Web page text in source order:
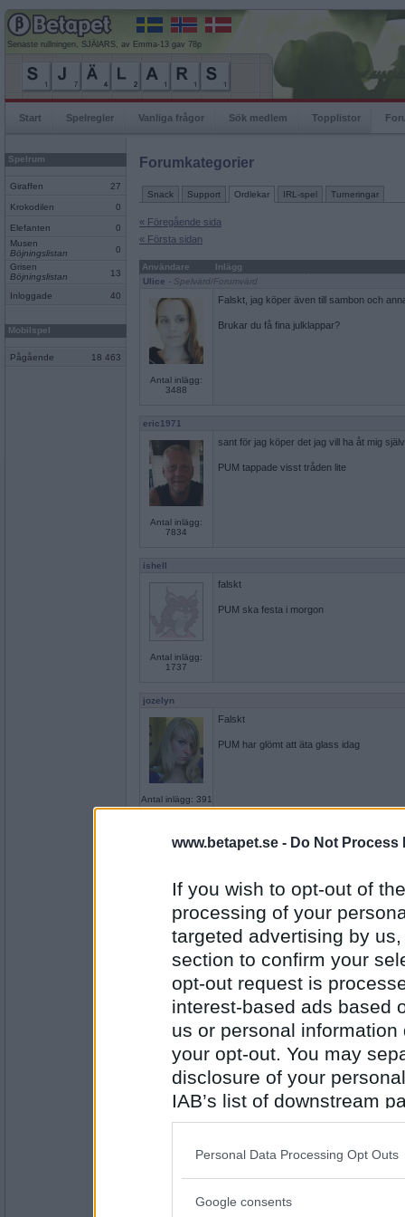
www.betapet.se - Do Not Process
If you wish to opt-out of
processing of your
targeted advertising by
section to confirm your
opt-out request is
interest-based ads based
us or personal
your opt-out. You may
disclosure of your
IAB’s list of downstream
also be disclosed by us
Downstream Participants
Please note that this
Personal Data Processing Opt Outs
Google consents
Senaste rullningen, SJÄlARS, av Emma-13 gav 78p
Start Spelregler Vanliga frågor Sök medlem Topplistor
Spelrum
Giraffen 27
Krokodilen 0
Elefanten
0
Musen
Böjningslistan
0
Grisen
Böjningslistan
13
Inloggade 40
Mobilspel
Pågående 18 463
Forumkategorier
Snack Support Ordlekar IRL-spel Turneringar
« Föregående sida
« Första sidan
Användare
Inlägg
Ulice - Spelvärd/Forumvärd
Antal inlägg:
3488
Falskt, jag köper även till sambon och
Brukar du få fina julklappar?
eric1971
Antal inlägg:
7834
sant för jag köper det jag vill ha åt mig
PUM tappade visst tråden lite
ishell
Antal inlägg:
1737
falskt
PUM ska festa i morgon
jozelyn
Antal inlägg: 391
Falskt
PUM har glömt att äta glass idag
Antal inlägg:
1737
falskt
eric1971
Antal inlägg:
7834
falskt
PUM borde nog sova nu
Antal inlägg:
du har mycket att stå i, i morgon